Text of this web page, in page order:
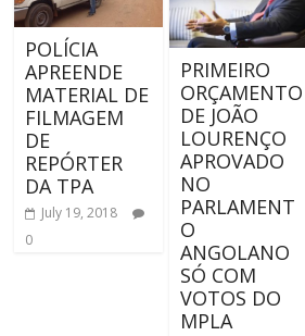
POLÍCIA
APREENDE
MATERIAL DE
FILMAGEM
DE
REPÓRTER
DA TPA
July 19, 2018
0
PRIMEIRO
ORÇAMENTO
DE JOÃO
LOURENÇO
APROVADO
NO
PARLAMENT
O
ANGOLANO
SÓ COM
VOTOS DO
MPLA